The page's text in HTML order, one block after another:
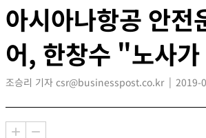
아시아나항공 안전
어, 한창수 "노사
조승리 기자 csr@businesspost.co.kr 2019-